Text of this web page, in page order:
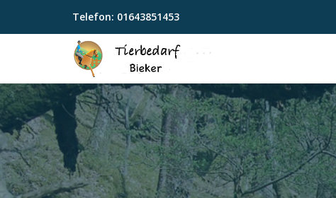
Skip
Telefon: 01643851453